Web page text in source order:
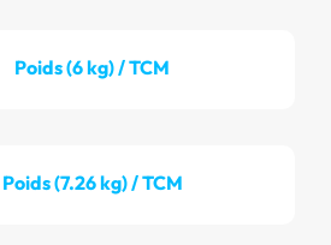
Poids (6 kg) / TCM
Poids (7.26 kg) / TCM